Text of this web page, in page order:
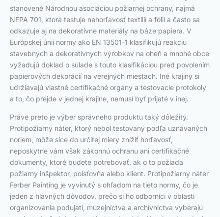
stanovené Národnou asociáciou požiarnej ochrany, najmä
NFPA 701, ktorá testuje nehorľavosť textílií a fólií a často sa
odkazuje aj na dekoratívne materiály na báze papiera. V
Európskej únii normy ako EN 13501-1 klasifikujú reakciu
stavebných a dekoratívnych výrobkov na oheň a mnohé obce
vyžadujú doklad o súlade s touto klasifikáciou pred povolením
papierových dekorácií na verejných miestach. Iné krajiny si
udržiavajú vlastné certifikačné orgány a testovacie protokoly
a to, čo prejde v jednej krajine, nemusí byť prijaté v inej.
Práve preto je výber správneho produktu taký dôležitý.
Protipožiarny náter, ktorý nebol testovaný podľa uznávaných
noriem, môže síce do určitej miery znížiť horľavosť,
neposkytne vám však zákonnú ochranu ani certifikačné
dokumenty, ktoré budete potrebovať, ak o to požiada
požiarny inšpektor, poisťovňa alebo klient. Protipožiarny náter
Ferber Painting je vyvinutý s ohľadom na tieto normy, čo je
jeden z hlavných dôvodov, prečo si ho odborníci v oblasti
organizovania podujatí, múzejníctva a archívnictva vyberajú